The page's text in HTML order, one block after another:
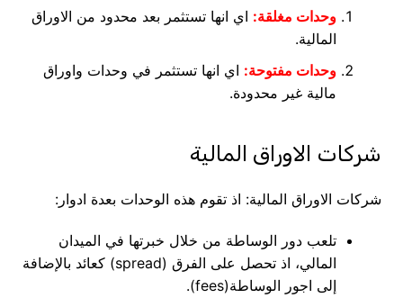
وحدات مغلقة: اي انها تستثمر بعد محدود من الاوراق
المالية.
وحدات مفتوحة: اي انها تستثمر في وحدات واوراق
مالية غير محدودة.
شركات الاوراق المالية
شركات الاوراق المالية: اذ تقوم هذه الوحدات بعدة ادوار:
تلعب دور الوساطة من خلال خبرتها في الميدان
المالي، اذ تحصل على الفرق (spread) كعائد بالإضافة
إلى اجور الوساطة(fees).